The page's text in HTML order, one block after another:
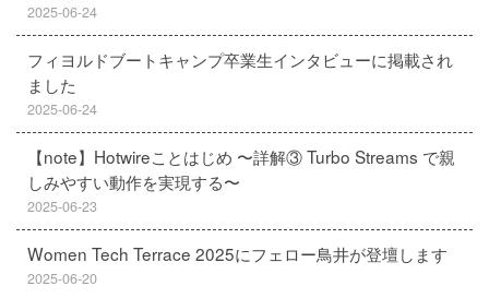
2025-06-24
フィヨルドブートキャンプ卒業生インタビューに掲載され
ました
2025-06-24
【note】Hotwireことはじめ 〜詳解③ Turbo Streams で親
しみやすい動作を実現する〜
2025-06-23
Women Tech Terrace 2025にフェロー鳥井が登壇します
2025-06-20